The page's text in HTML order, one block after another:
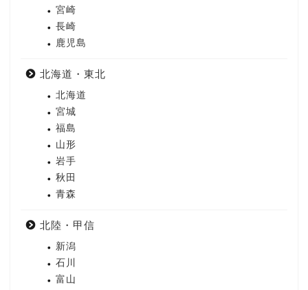
宮崎
長崎
鹿児島
北海道・東北
北海道
宮城
福島
山形
岩手
秋田
青森
北陸・甲信
新潟
石川
富山